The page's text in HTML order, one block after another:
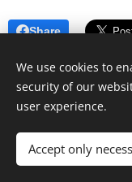
Share
© 2020
We use cookies to
security of our
user experience.
Accept only